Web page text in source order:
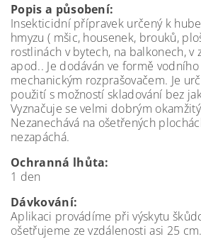
Popis a působení:
Insekticidní přípravek určený k
hmyzu ( mšic, housenek, brouků,
rostlinách v bytech, na balkonech, v
apod.. Je dodáván ve formě
mechanickým rozprašovačem. Je
použití s možností skladování bez
Vyznačuje se velmi dobrým
Nezanechává na ošetřených
nezapáchá.
Ochranná lhůta:
1 den
Dávkování:
Aplikaci provádíme při výskytu
ošetřujeme ze vzdálenosti asi 25 cm.